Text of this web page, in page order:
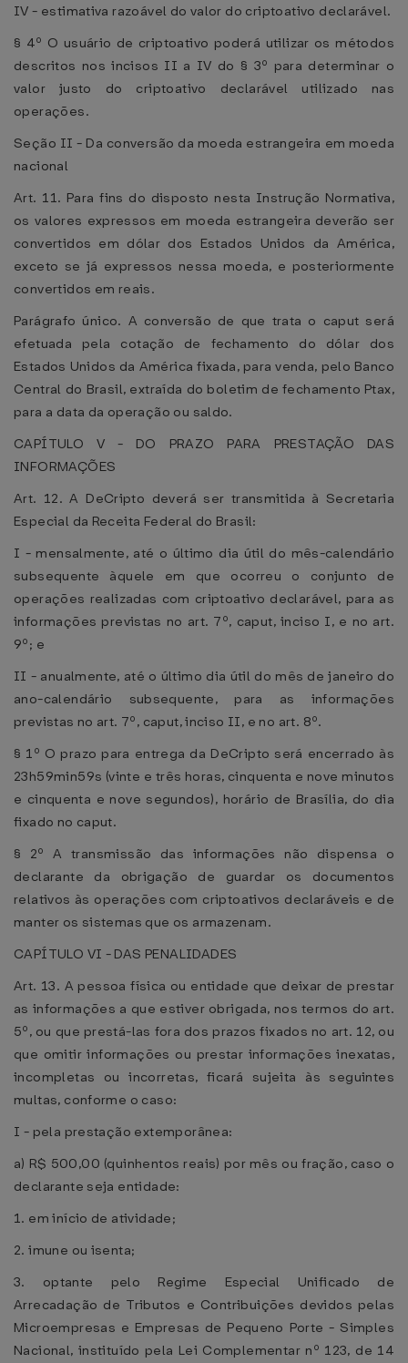
IV - estimativa razoável do valor do criptoativo declarável.
§ 4º O usuário de criptoativo poderá utilizar os métodos
descritos nos incisos II a IV do § 3º para determinar o
valor justo do criptoativo declarável utilizado nas
operações.
Seção II - Da conversão da moeda estrangeira em moeda
nacional
Art. 11. Para fins do disposto nesta Instrução Normativa,
os valores expressos em moeda estrangeira deverão ser
convertidos em dólar dos Estados Unidos da América,
exceto se já expressos nessa moeda, e posteriormente
convertidos em reais.
Parágrafo único. A conversão de que trata o caput será
efetuada pela cotação de fechamento do dólar dos
Estados Unidos da América fixada, para venda, pelo Banco
Central do Brasil, extraída do boletim de fechamento Ptax,
para a data da operação ou saldo.
CAPÍTULO V - DO PRAZO PARA PRESTAÇÃO DAS
INFORMAÇÕES
Art. 12. A DeCripto deverá ser transmitida à Secretaria
Especial da Receita Federal do Brasil:
I - mensalmente, até o último dia útil do mês-calendário
subsequente àquele em que ocorreu o conjunto de
operações realizadas com criptoativo declarável, para as
informações previstas no art. 7º, caput, inciso I, e no art.
9º; e
II - anualmente, até o último dia útil do mês de janeiro do
ano-calendário subsequente, para as informações
previstas no art. 7º, caput, inciso II, e no art. 8º.
§ 1º O prazo para entrega da DeCripto será encerrado às
23h59min59s (vinte e três horas, cinquenta e nove minutos
e cinquenta e nove segundos), horário de Brasília, do dia
fixado no caput.
§ 2º A transmissão das informações não dispensa o
declarante da obrigação de guardar os documentos
relativos às operações com criptoativos declaráveis e de
manter os sistemas que os armazenam.
CAPÍTULO VI - DAS PENALIDADES
Art. 13. A pessoa física ou entidade que deixar de prestar
as informações a que estiver obrigada, nos termos do art.
5º, ou que prestá-las fora dos prazos fixados no art. 12, ou
que omitir informações ou prestar informações inexatas,
incompletas ou incorretas, ficará sujeita às seguintes
multas, conforme o caso:
I - pela prestação extemporânea:
a) R$ 500,00 (quinhentos reais) por mês ou fração, caso o
declarante seja entidade:
1. em início de atividade;
2. imune ou isenta;
3. optante pelo Regime Especial Unificado de
Arrecadação de Tributos e Contribuições devidos pelas
Microempresas e Empresas de Pequeno Porte - Simples
Nacional, instituído pela Lei Complementar nº 123, de 14